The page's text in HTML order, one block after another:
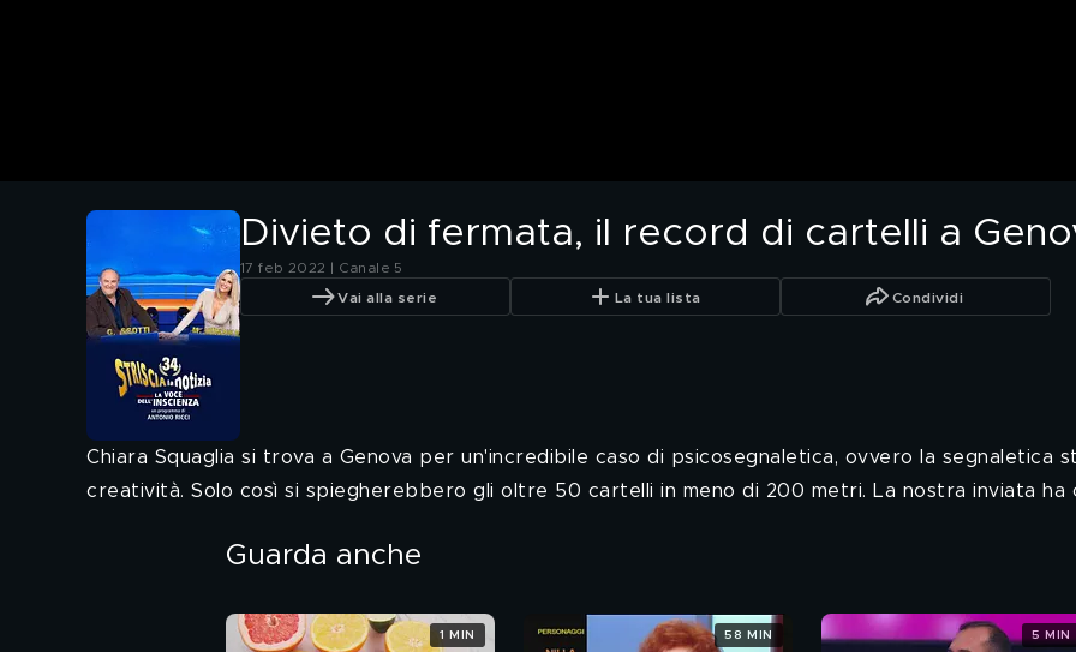
Divieto di fermata, il record di cartelli a
17 feb 2022 | Canale 5
Vai alla serie La tua lista Condividi
Chiara Squaglia si trova a Genova per un'incredibile caso di psicosegnaletica, ovvero la segnaletica
creatività. Solo così si spiegherebbero gli oltre 50 cartelli in meno di 200 metri. La nostra inviata ha
Guarda anche
1 MIN 58 MIN 5 MIN